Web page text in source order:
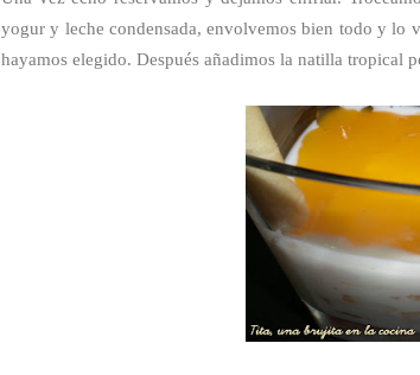
yogur y leche condensada, envolvemos bien todo y lo
hayamos elegido. Después añadimos la natilla tropical